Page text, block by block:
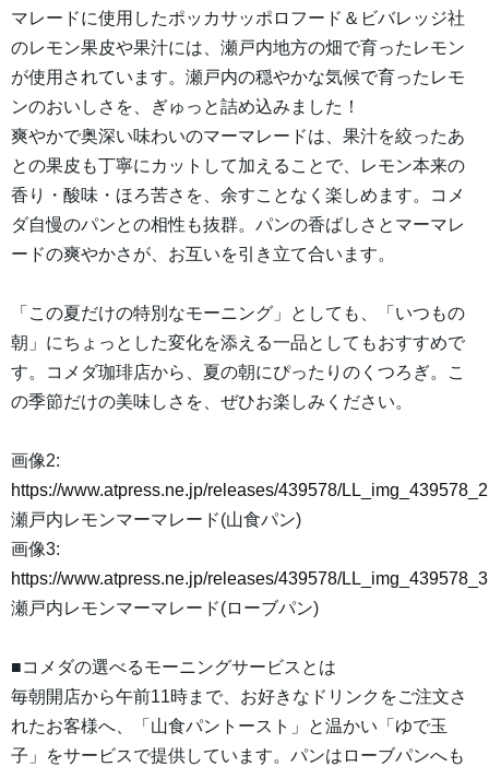
マレードに使用したポッカサッポロフード＆ビバレッジ社
のレモン果皮や果汁には、瀬戸内地方の畑で育ったレモン
が使用されています。瀬戸内の穏やかな気候で育ったレモ
ンのおいしさを、ぎゅっと詰め込みました！
爽やかで奥深い味わいのマーマレードは、果汁を絞ったあ
との果皮も丁寧にカットして加えることで、レモン本来の
香り・酸味・ほろ苦さを、余すことなく楽しめます。コメ
ダ自慢のパンとの相性も抜群。パンの香ばしさとマーマレ
ードの爽やかさが、お互いを引き立て合います。
「この夏だけの特別なモーニング」としても、「いつもの
朝」にちょっとした変化を添える一品としてもおすすめで
す。コメダ珈琲店から、夏の朝にぴったりのくつろぎ。こ
の季節だけの美味しさを、ぜひお楽しみください。
画像2:
https://www.atpress.ne.jp/releases/439578/
瀬戸内レモンマーマレード(山食パン)
画像3:
https://www.atpress.ne.jp/releases/439578/
瀬戸内レモンマーマレード(ローブパン)
■コメダの選べるモーニングサービスとは
毎朝開店から午前11時まで、お好きなドリンクをご注文さ
れたお客様へ、「山食パントースト」と温かい「ゆで玉
子」をサービスで提供しています。パンはローブパンへも